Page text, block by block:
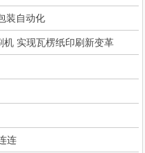
装自动化
实现瓦楞纸印刷新变革
连